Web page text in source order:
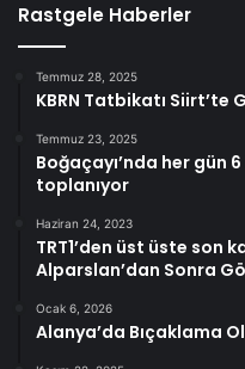
Rastgele Haberler
Temmuz 28, 2025
KBRN Tatbikatı Siirt’te
Temmuz 23, 2025
Boğaçayı’nda her gün
toplanıyor
Haziran 24, 2023
TRT1’den üst üste son
Alparslan’dan Sonra
Ocak 6, 2026
Alanya’da Bıçaklama